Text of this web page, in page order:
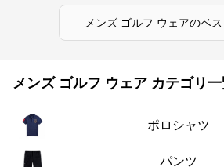
メンズ ゴルフ ウェアのベス
メンズ ゴルフ ウェア カテゴリ
ポロシャツ
パンツ